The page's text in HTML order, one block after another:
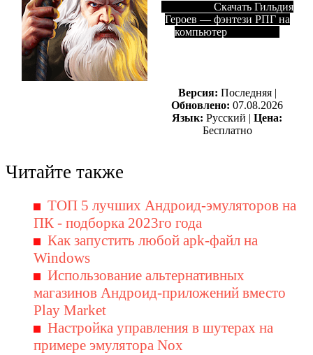
Скачать Гильдия
Героев — фэнтези РПГ на
компьютер
Версия: Последняя |
Обновлено: 07.08.2026
Язык: Русский | Цена:
Бесплатно
Читайте также
ТОП 5 лучших Андроид-эмуляторов на
ПК - подборка 2023го года
Как запустить любой apk-файл на
Windows
Использование альтернативных
магазинов Андроид-приложений вместо
Play Market
Настройка управления в шутерах на
примере эмулятора Nox